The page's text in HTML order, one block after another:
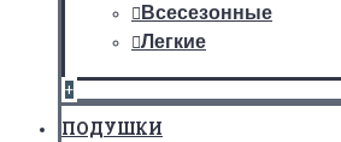
Всесезонные
Легкие
+
ПОДУШКИ